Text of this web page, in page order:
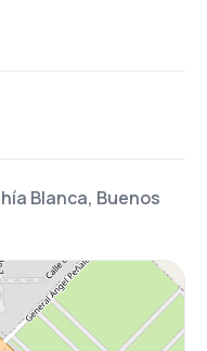
Blanca, Buenos